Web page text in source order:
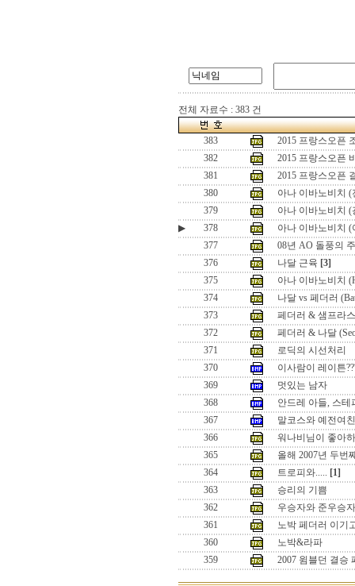
전체 자료수 : 383 건
383
2015 프랑스오픈
382
2015 프랑스오픈
381
2015 프랑스오픈
380
아나 이바노비치 (
379
아나 이바노비치
▶
378
아나 이바노비치 (
377
08년 AO 돌풍의
376
나달 근육 [3]
375
아나 이바노비치
374
나달 vs 페더러
373
페더러 & 샘프라
372
페더러 & 나달
371
로딕의 시선처리
370
이사람이 레이튼
369
멋있는 남자
368
안드레 아들, 스테
367
말코스와 예전여친
366
워나비님이 좋아
365
올해 2007년 두번
364
트로피와..... [1]
363
승리의 기쁨
362
우승자와 준우승자
361
노박 페더러 이기
360
노박&라파
359
2007 윔블던 결승